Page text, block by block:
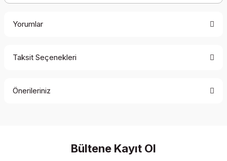
Yorumlar
Taksit Seçenekleri
Önerileriniz
Görüş ve önerileriniz için teşekkür ederiz.
Bültene Kayıt Ol